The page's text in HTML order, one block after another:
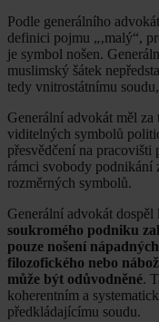
Podle generálního
definici pojmu „‚malý“,
je symbol nošen.
muslimský šátek
tedy vnitrostátnímu
Generální advokát měl
viditelných symbolů
přesvědčení na pracovišti
rámci svobody podnikání
rozměrných symbolů.
Generální advokát dospěl
soukromého podniku
pouze nošení
filozofického nebo
může být odůvodněné.
koherentním a
předkládajícímu soudu.